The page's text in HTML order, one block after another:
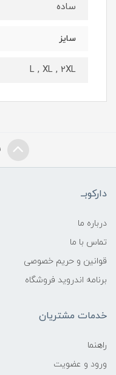
ساده
سایز
L , XL , 2XL
دارکوبــ
درباره ما
تماس با ما
قوانین و حریم خصوصی
برنامه اندروید فروشگاه
خدمات مشتریان
راهنما
ورود و عضویت